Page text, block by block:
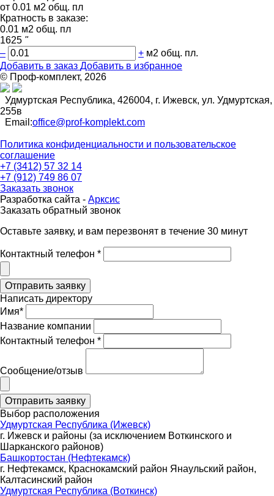
от 0.01 м2 общ. пл
Кратность в заказе:
0.01 м2 общ. пл
1625 "
–
+ м2 общ. пл.
Добавить в заказ Добавить в избранное
© Проф-комплект, 2026
Удмуртская Республика, 426004, г. Ижевск, ул. Удмуртская,
255в
Email:office@prof-komplekt.com
Политика конфиденциальности и пользовательское
соглашение
+7 (3412) 57 32 14
+7 (912) 749 86 07
Заказать звонок
Разработка сайта - Арксис
Заказать обратный звонок
Оставьте заявку, и вам перезвонят в течение 30 минут
Контактный телефон *
Написать директору
Имя*
Название компании
Контактный телефон *
Сообщение/отзыв
Выбор расположения
Удмуртская Республика (Ижевск)
г. Ижевск и районы (за исключением Воткинского и
Шарканского районов)
Башкортостан (Нефтекамск)
г. Нефтекамск, Краснокамский район Янаульский район,
Калтасинский район
Удмуртская Республика (Воткинск)